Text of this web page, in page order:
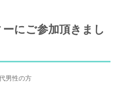
にご参加頂きまし
男性の方